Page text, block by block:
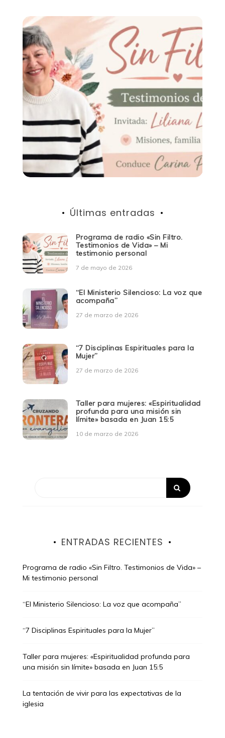
Últimas entradas
Programa de radio «Sin Filtro.
Testimonios de Vida» – Mi
testimonio personal
7 de mayo de 2026
“El Ministerio Silencioso: La voz que
acompaña”
27 de marzo de 2026
“7 Disciplinas Espirituales para la
Mujer”
27 de marzo de 2026
Taller para mujeres: «Espiritualidad
profunda para una misión sin
límite» basada en Juan 15:5
10 de marzo de 2026
ENTRADAS RECIENTES
Programa de radio «Sin Filtro. Testimonios de Vida» –
Mi testimonio personal
“El Ministerio Silencioso: La voz que acompaña”
“7 Disciplinas Espirituales para la Mujer”
Taller para mujeres: «Espiritualidad profunda para
una misión sin límite» basada en Juan 15:5
La tentación de vivir para las expectativas de la
iglesia